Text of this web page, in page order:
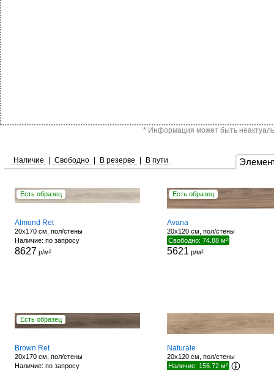
* Информация может быть
Наличие Свободно В резерве В пути
Есть образец
Almond Ret
20x170 см, пол/стены
Наличие: по запросу
8627 р/м²
Есть образец
Avana
20x120 см, пол/стены
Свободно: 74.88 м²
5621 р/м²
Есть образец
Brown Ret
20x170 см, пол/стены
Наличие: по запросу
Naturale
20x120 см, пол/стены
Наличие: 156.72 м²